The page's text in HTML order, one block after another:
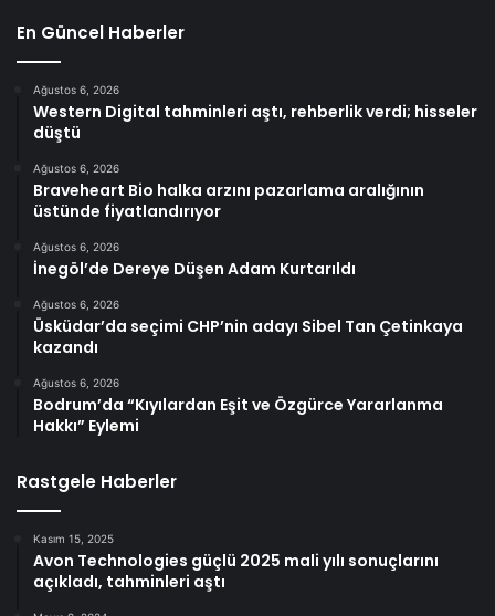
En Güncel Haberler
Ağustos 6, 2026
Western Digital tahminleri aştı, rehberlik verdi; hisseler
düştü
Ağustos 6, 2026
Braveheart Bio halka arzını pazarlama aralığının
üstünde fiyatlandırıyor
Ağustos 6, 2026
İnegöl’de Dereye Düşen Adam Kurtarıldı
Ağustos 6, 2026
Üsküdar’da seçimi CHP’nin adayı Sibel Tan Çetinkaya
kazandı
Ağustos 6, 2026
Bodrum’da “Kıyılardan Eşit ve Özgürce Yararlanma
Hakkı” Eylemi
Rastgele Haberler
Kasım 15, 2025
Avon Technologies güçlü 2025 mali yılı sonuçlarını
açıkladı, tahminleri aştı